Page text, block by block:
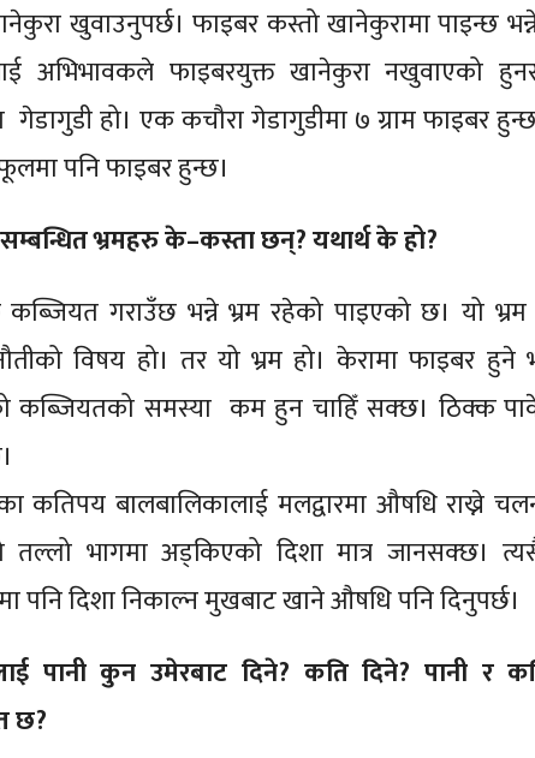
खुवाउनुपर्छ। फाइबर कस्तो खानेकुरामा पाइन्छ
अभिभावकले फाइबरयुक्त खानेकुरा नखुवाएको
हो। एक कचौरा गेडागुडीमा ७ ग्राम फाइबर
पनि फाइबर हुन्छ।
भ्रमहरु के–कस्ता छन्? यथार्थ के हो?
गराउँछ भन्ने भ्रम रहेको पाइएको छ। यो भ्रम
विषय हो। तर यो भ्रम हो। केरामा फाइबर
कब्जियतको समस्या कम हुन चाहिँ सक्छ। ठिक्क
कतिपय बालबालिकालाई मलद्वारमा औषधि राख्ने
तल्लो भागमा अड्किएको दिशा मात्र जानसक्छ।
पनि दिशा निकाल्न मुखबाट खाने औषधि पनि दिनुपर्छ।
पानी कुन उमेरबाट दिने? कति दिने? पानी र
छ?